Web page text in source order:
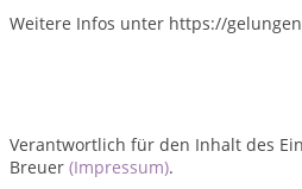
Weitere Infos unter https://
Verantwortlich für den Inhalt des
Breuer (Impressum).